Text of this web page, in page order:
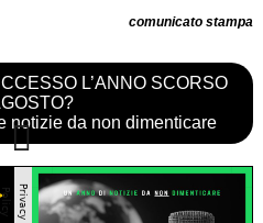
comunicato stampa
L’ANNO SCORSO
notizie da non dimenticare